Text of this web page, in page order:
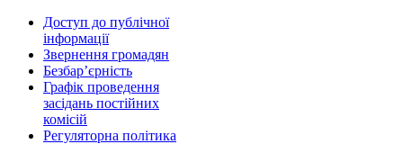
Доступ до публічної
інформації
Звернення громадян
Безбар’єрність
Графік проведення
засідань постійних
комісій
Регуляторна політика